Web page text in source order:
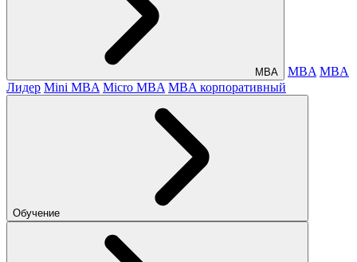
МВА MBA MBA
Лидер Mini MBA Micro MBA MBA корпоративный
Обучение